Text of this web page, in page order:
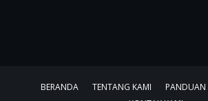
BERANDA TENTANG KAMI PANDUAN